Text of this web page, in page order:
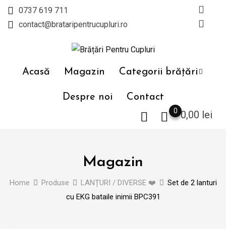
Skip
0737 619 711
contact@brataripentrucupluri.ro
Acasă Magazin Categorii brățări
Despre noi Contact
0,00 lei
0
Magazin
Home Produse LANȚURI / DIVERSE ❤️
Set de 2 lanturi
cu EKG bataile inimii BPC391